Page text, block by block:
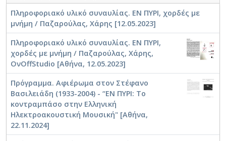
Πληροφοριακό υλικό συναυλίας. ΕΝ ΠΥΡΙ, χορδές με
μνήμη / Παζαρούλας, Χάρης [12.05.2023]
Πληροφοριακό υλικό συναυλίας. ΕΝ ΠΥΡΙ,
χορδές με μνήμη / Παζαρούλας, Χάρης,
ΟνOffStudio [Αθήνα, 12.05.2023]
Πρόγραμμα. Αφιέρωμα στον Στέφανο
Βασιλειάδη (1933-2004) - “ΕΝ ΠΥΡΙ: Το
κοντραμπάσο στην Ελληνική
Ηλεκτροακουστική Μουσική" [Αθήνα,
22.11.2024]